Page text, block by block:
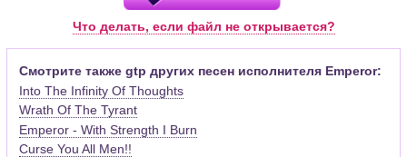
Pro (желательно, последней версии). Скачать её можно с
официального сайта программы (Скачать) или найти
Функционал программы:
Запись музыкальных произведений для гитары, бас-гитары,
банджо и множества других инструментов и ансамблей в
виде табулатур или нотной графики (при создании
Что делать, если файл не открывается?
Смотрите также gtp других песен исполнителя Emperor:
Into The Infinity Of Thoughts
Wrath Of The Tyrant
Emperor - With Strength I Burn
Curse You All Men!!